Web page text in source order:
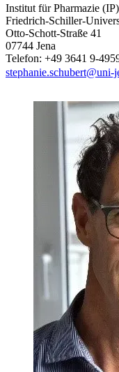
Institut für Pharmazie (IP)
Friedrich-Schiller-
Otto-Schott-Straße 41
07744 Jena
Telefon: +49 3641 9-
stephanie.schubert@uni-